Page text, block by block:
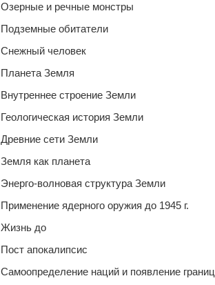
Озерные и речные монстры
Подземные обитатели
Снежный человек
Планета Земля
Внутреннее строение Земли
Геологическая история Земли
Древние сети Земли
Земля как планета
Энерго-волновая структура Земли
Применение ядерного оружия до 1945 г.
Жизнь до
Пост апокалипсис
Самоопределение наций и появление границ